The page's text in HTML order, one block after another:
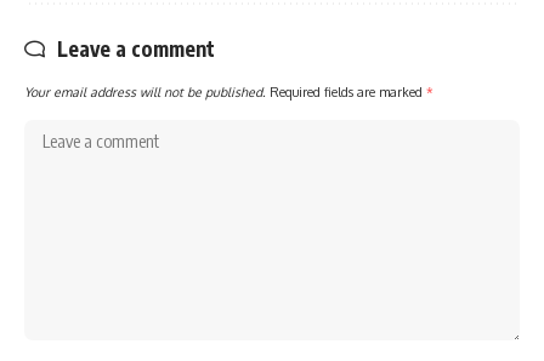
Leave a comment
Your email address will not be published. Required fields are marked *